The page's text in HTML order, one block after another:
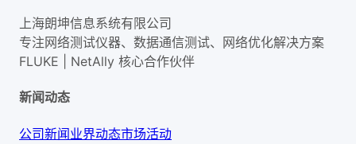
上海朗坤信息系统有限公司
专注网络测试仪器、数据通信测试、网络优化解决方案
FLUKE | NetAlly 核心合作伙伴
新闻动态
公司新闻业界动态市场活动